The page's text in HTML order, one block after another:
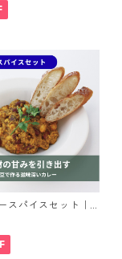
スパイスセット｜s
パイスセット